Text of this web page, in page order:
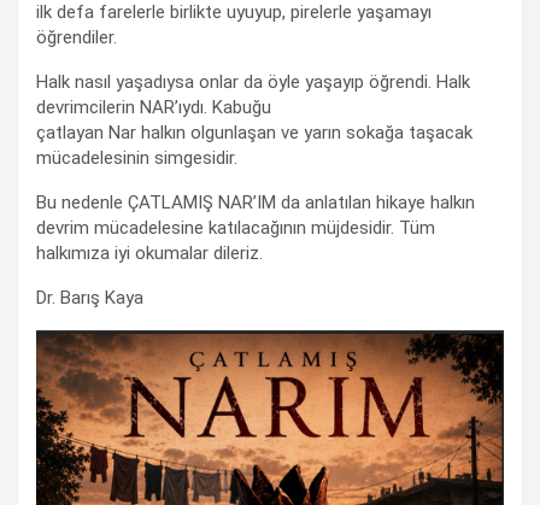
ilk defa farelerle birlikte uyuyup, pirelerle yaşamayı
öğrendiler.
Halk nasıl yaşadıysa onlar da öyle yaşayıp öğrendi. Halk
devrimcilerin NAR’ıydı. Kabuğu
çatlayan Nar halkın olgunlaşan ve yarın sokağa taşacak
mücadelesinin simgesidir.
Bu nedenle ÇATLAMIŞ NAR’IM da anlatılan hikaye halkın
devrim mücadelesine katılacağının müjdesidir. Tüm
halkımıza iyi okumalar dileriz.
Dr. Barış Kaya